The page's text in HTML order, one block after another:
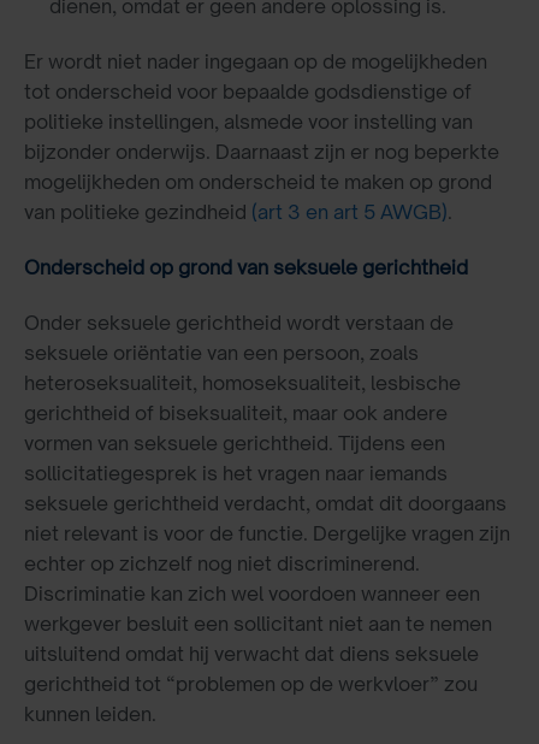
dienen, omdat er geen andere oplossing is.
Er wordt niet nader ingegaan op de mogelijkheden
tot onderscheid voor bepaalde godsdienstige of
politieke instellingen, alsmede voor instelling van
bijzonder onderwijs. Daarnaast zijn er nog beperkte
mogelijkheden om onderscheid te maken op grond
van politieke gezindheid (art 3 en art 5 AWGB).
Onderscheid op grond van seksuele gerichtheid
Onder seksuele gerichtheid wordt verstaan de
seksuele oriëntatie van een persoon, zoals
heteroseksualiteit, homoseksualiteit, lesbische
gerichtheid of biseksualiteit, maar ook andere
vormen van seksuele gerichtheid. Tijdens een
sollicitatiegesprek is het vragen naar iemands
seksuele gerichtheid verdacht, omdat dit doorgaans
niet relevant is voor de functie. Dergelijke vragen zijn
echter op zichzelf nog niet discriminerend.
Discriminatie kan zich wel voordoen wanneer een
werkgever besluit een sollicitant niet aan te nemen
uitsluitend omdat hij verwacht dat diens seksuele
gerichtheid tot “problemen op de werkvloer” zou
kunnen leiden.